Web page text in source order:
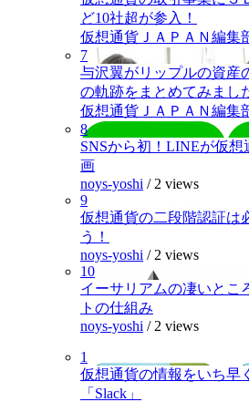
ど10社超が参入！
仮想通貨ＪＡＰＡＮ編集
7
与沢翼がリップルの資産
の軌跡をまとめてみまし
仮想通貨ＪＡＰＡＮ編集
8
SNSから初！LINEが仮
画
noys-yoshi / 2 views
9
仮想通貨の二段階認証は
う！
noys-yoshi / 2 views
10
イーサリアムの凄いとこ
トの仕組み
noys-yoshi / 2 views
1
仮想通貨の情報をいち早
「Slack」